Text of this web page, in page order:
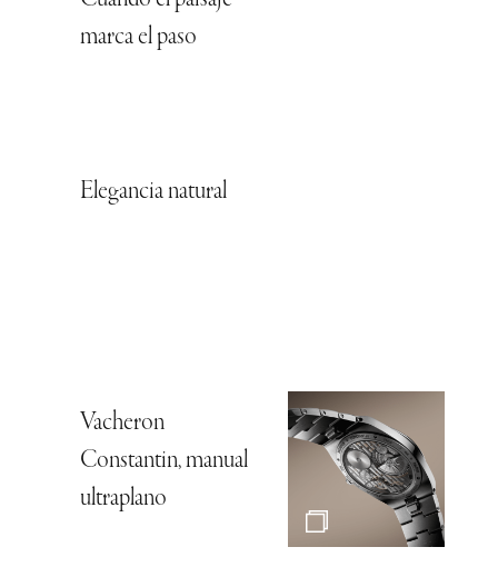
marca el paso
Elegancia natural
Vacheron
Constantin, manual
ultraplano